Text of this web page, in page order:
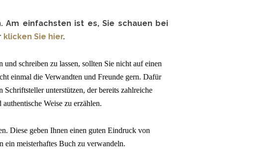
Am einfachsten ist es, Sie schauen bei
klicken Sie hier.
und schreiben zu lassen, sollten Sie nicht auf einen
einmal die Verwandten und Freunde gern. Dafür
Schriftstellerunterstützen, der bereits zahlreiche
Weise zu erzählen.
Diese geben Ihnen einen guten Eindruck von
ein meisterhaftes Buch zu verwandeln.